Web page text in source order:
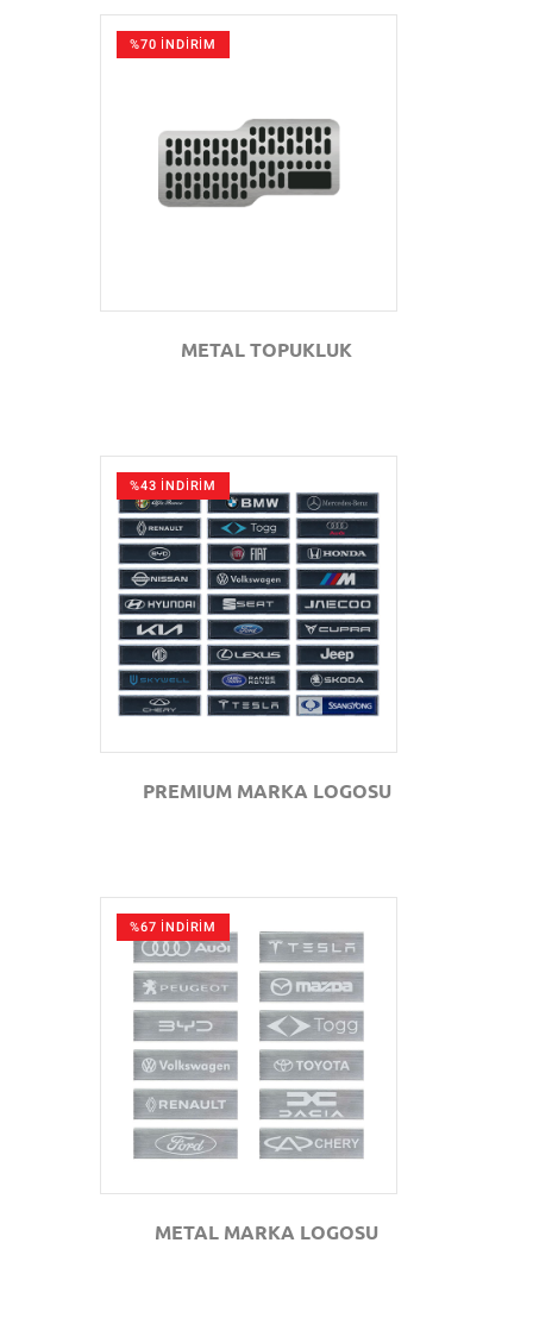
%70 İNDİRİM
GÖZAT
METAL TOPUKLUK
%43 İNDİRİM
GÖZAT
PREMIUM MARKA LOGOSU
%67 İNDİRİM
GÖZAT
METAL MARKA LOGOSU